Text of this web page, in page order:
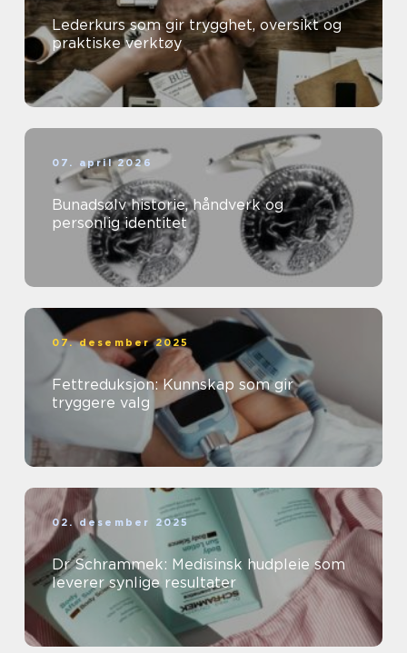
Lederkurs som gir trygghet, oversikt og
praktiske verktøy
07. april 2026
Bunadsølv historie, håndverk og
personlig identitet
07. desember 2025
Fettreduksjon: Kunnskap som gir
tryggere valg
02. desember 2025
Dr Schrammek: Medisinsk hudpleie som
leverer synlige resultater